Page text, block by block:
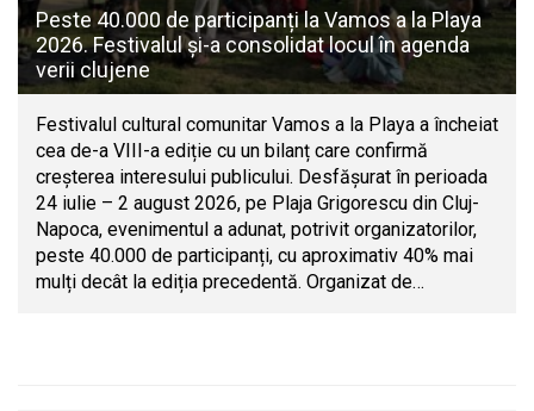
Peste 40.000 de participanți la Vamos a la Playa
2026. Festivalul și-a consolidat locul în agenda
verii clujene
Festivalul cultural comunitar Vamos a la Playa a încheiat
cea de-a VIII-a ediție cu un bilanț care confirmă
creșterea interesului publicului. Desfășurat în perioada
24 iulie – 2 august 2026, pe Plaja Grigorescu din Cluj-
Napoca, evenimentul a adunat, potrivit organizatorilor,
peste 40.000 de participanți, cu aproximativ 40% mai
mulți decât la ediția precedentă. Organizat de…